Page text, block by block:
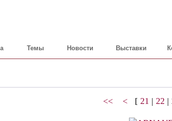
Темы Новости Выставки
<< < [ 21 | 22 |